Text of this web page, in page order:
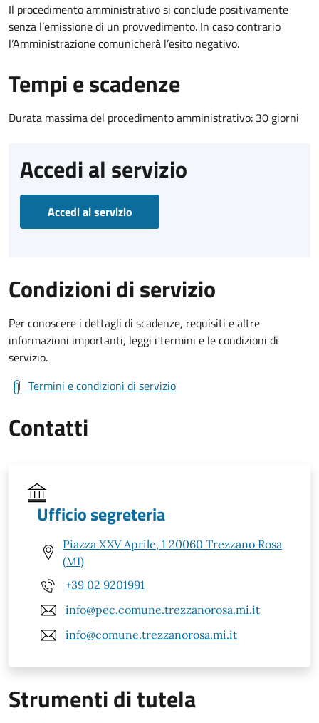
Il procedimento amministrativo si conclude positivamente
senza l’emissione di un provvedimento. In caso contrario
l’Amministrazione comunicherà l’esito negativo.
Tempi e scadenze
Durata massima del procedimento amministrativo: 30 giorni
Accedi al servizio
Accedi al servizio
Condizioni di servizio
Per conoscere i dettagli di scadenze, requisiti e altre
informazioni importanti, leggi i termini e le condizioni di
servizio.
Termini e condizioni di servizio
Contatti
Ufficio segreteria
Piazza XXV Aprile, 1 20060 Trezzano Rosa
(MI)
+39 02 9201991
info@pec.comune.trezzanorosa.mi.it
info@comune.trezzanorosa.mi.it
Strumenti di tutela